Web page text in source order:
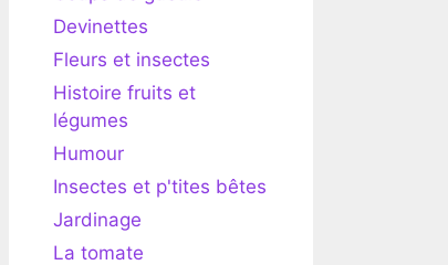
Devinettes
Fleurs et insectes
Histoire fruits et
légumes
Humour
Insectes et p'tites bêtes
Jardinage
La tomate